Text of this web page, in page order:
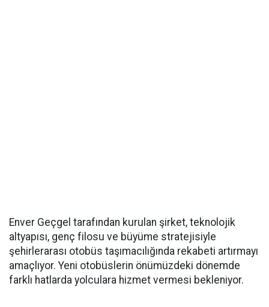
Enver Geçgel tarafından kurulan şirket, teknolojik
altyapısı, genç filosu ve büyüme stratejisiyle
şehirlerarası otobüs taşımacılığında rekabeti artırmayı
amaçlıyor. Yeni otobüslerin önümüzdeki dönemde
farklı hatlarda yolculara hizmet vermesi bekleniyor.